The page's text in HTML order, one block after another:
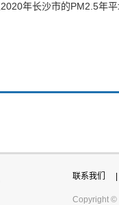
年长沙市的PM2.5年
联系我们
Copyright ©